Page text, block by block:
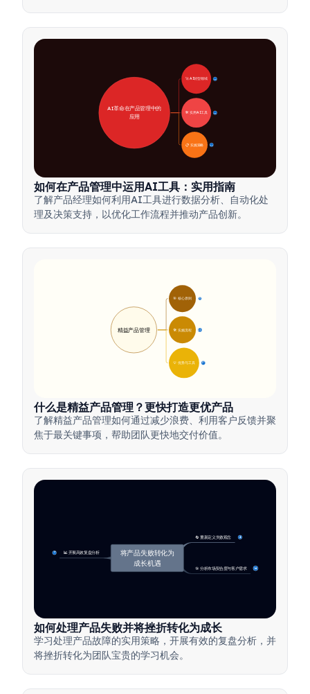
🚀 AI转型领域 28
🛠️ 实用AI工具
📋 实施策略 33
AI革命在产品管理中的
应用
如何在产品管理中运用AI工具：实用指南
了解产品经理如何利用AI工具进行数据分析、自动化处
理及决策支持，以优化工作流程并推动产品创新。
🎯 核心原则 9
🛠️ 实施流程 12
💡 优势与工具 17
精益产品管理
什么是精益产品管理？更快打造更优产品
了解精益产品管理如何通过减少浪费、利用客户反馈并聚
焦于最关键事项，帮助团队更快地交付价值。
🔄 重新定义失败观念 4
📊 开展高效复盘分析
7
🎯 分析市场契合度与客户需求 14
将产品失败转化为
成长机遇
如何处理产品失败并将挫折转化为成长
学习处理产品故障的实用策略，开展有效的复盘分析，并
将挫折转化为团队宝贵的学习机会。